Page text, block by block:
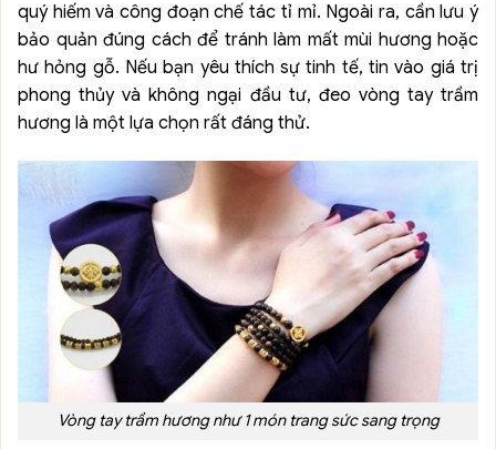
quý hiếm và công đoạn chế tác tỉ mỉ. Ngoài ra, cần lưu ý
bảo quản đúng cách để tránh làm mất mùi hương hoặc
hư hỏng gỗ. Nếu bạn yêu thích sự tinh tế, tin vào giá trị
phong thủy và không ngại đầu tư, đeo vòng tay trầm
hương là một lựa chọn rất đáng thử.
Vòng tay trầm hương như 1 món trang sức sang trọng